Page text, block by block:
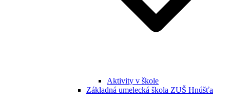
Aktivity v škole
Základná umelecká škola ZUŠ Hnúšťa